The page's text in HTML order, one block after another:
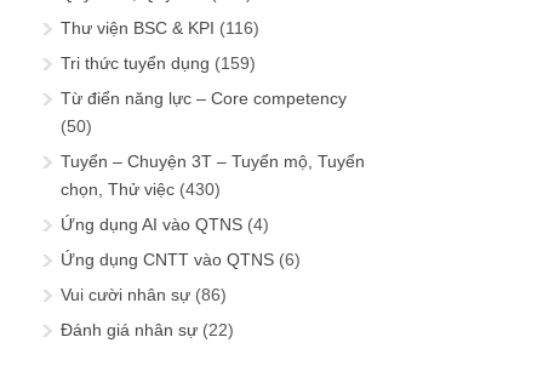
Thư viện BSC & KPI (116)
Tri thức tuyển dụng (159)
Từ điển năng lực – Core competency
(50)
Tuyển – Chuyện 3T – Tuyển mộ, Tuyển
chọn, Thử việc (430)
Ứng dụng AI vào QTNS (4)
Ứng dụng CNTT vào QTNS (6)
Vui cười nhân sự (86)
Đánh giá nhân sự (22)